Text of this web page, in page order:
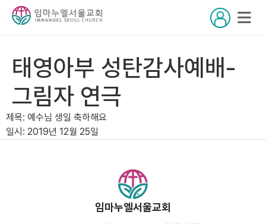
태영아부 성탄감사예배-
그림자 연극
제목: 예수님 생일 축하해요
일시: 2019년 12월 25일
임마누엘서울교회